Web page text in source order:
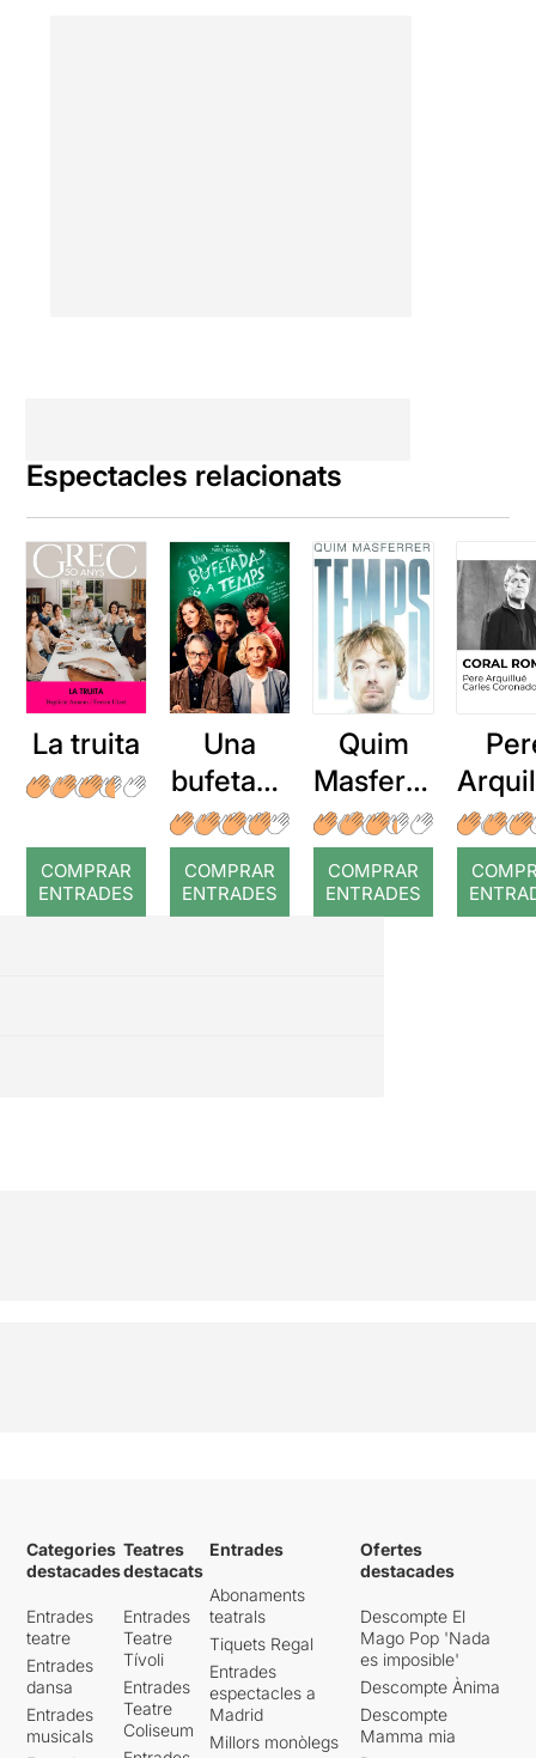
Espectacles relacionats
La truita
COMPRAR
ENTRADES
Una
bufetada
a temps
COMPRAR
ENTRADES
Quim
Masferre
r: Temps
COMPRAR
ENTRADES
:
Categories
destacades
Entrades
teatre
Entrades
dansa
Entrades
musicals
Teatres
destacats
Entrades
Teatre
Tívoli
Entrades
Teatre
Coliseum
Entrades
Abonaments
teatrals
Tiquets Regal
Entrades
espectacles a
Madrid
Millors monòlegs
Ofertes
destacades
Descompte El
Mago Pop 'Nada
es imposible'
Descompte Ànima
Descompte
Mamma mia